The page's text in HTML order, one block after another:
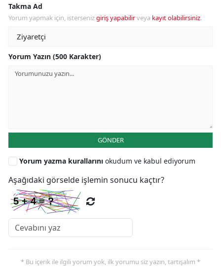
Takma Ad
Yorum yapmak için, istersenizgiriş yapabilirveya kayıt olabilirsiniz.
Yorum Yazın (500 Karakter)
GÖNDER
Yorum yazma kurallarını okudum ve kabul ediyorum
Aşağıdaki görselde işlemin sonucu kaçtır?
* Bu içerik ile ilgili yorum yok, ilk yorumu siz yazın, tartışalım *